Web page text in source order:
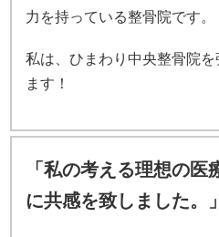
力を持っている整骨院です。
私は、ひまわり中央整骨院
ます！
「私の考える理想の医
に共感を致しました。」